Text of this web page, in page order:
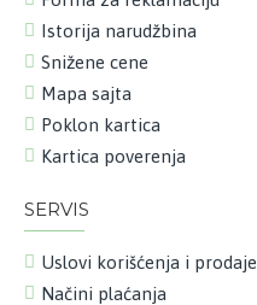
Istorija narudžbina
Snižene cene
Mapa sajta
Poklon kartica
Kartica poverenja
SERVIS
Uslovi korišćenja i prodaje
Načini plaćanja